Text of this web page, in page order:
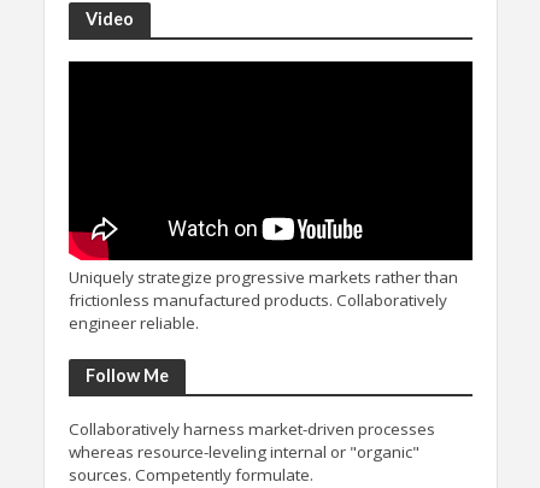
Video
Uniquely strategize progressive markets rather than
frictionless manufactured products. Collaboratively
engineer reliable.
Follow Me
Collaboratively harness market-driven processes
whereas resource-leveling internal or "organic"
sources. Competently formulate.